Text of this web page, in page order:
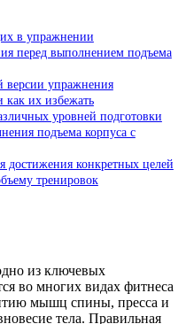
в упражнении
перед выполнением подъема
версии упражнения
их избежать
уровней подготовки
подъема корпуса с
конкретных целей
тренировок
из ключевых
во многих видах фитнеса
мышц спины, пресса и
тела. Правильная